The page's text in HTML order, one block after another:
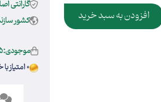
افزودن به سبد خرید
گارانتی
کشور
موجودی:345
0 امتیاز با خرید این کالا